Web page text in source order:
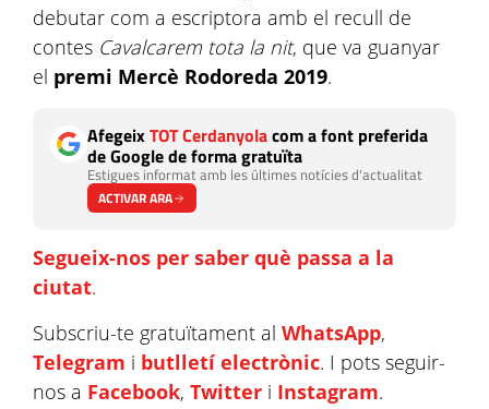
debutar com a escriptora amb el recull de
contes Cavalcarem tota la nit, que va guanyar
el premi Mercè Rodoreda 2019.
AfegeixTOT Cerdanyolacom a font preferida
de Google de forma gratuïta
Estigues informat amb les últimes notícies d'actualitat
ACTIVAR ARA
Segueix-nos per saber què passa a la
ciutat.
Subscriu-te gratuïtament al WhatsApp,
Telegram i butlletí electrònic. I pots seguir-
nos a Facebook, Twitter i Instagram.